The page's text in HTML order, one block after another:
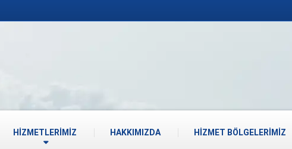
HİZMETLERİMİZ HAKKIMIZDA HİZMET BÖLGELERİMİZ